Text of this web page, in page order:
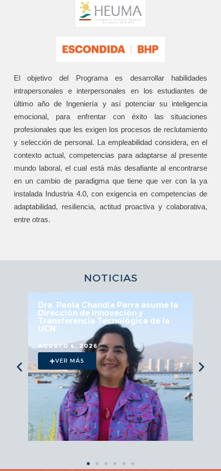
El objetivo del Programa es desarrollar habilidades
intrapersonales e interpersonales en los estudiantes de
último año de Ingeniería y así potenciar su inteligencia
emocional, para enfrentar con éxito las situaciones
profesionales que les exigen los procesos de reclutamiento
y selección de personal. La empleabilidad considera, en el
contexto actual, competencias para adaptarse al presente
mundo laboral, el cual está más desafiante al encontrarse
en un cambio de paradigma que tiene que ver con la ya
instalada Industria 4.0, con exigencia en competencias de
adaptabilidad, resiliencia, actitud proactiva y colaborativa,
entre otras.
NOTICIAS
UCN fortalece articulación en
Mesa Regional de Astronomía y
Astroturismo
JULIO 29, 2026
VER MÁS